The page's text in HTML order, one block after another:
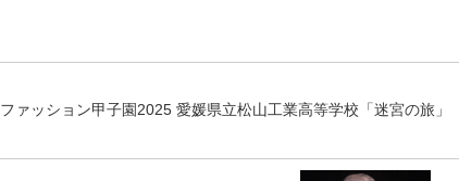
ファッション甲子園2025 愛媛県立松山工業高等学校「迷宮の旅」